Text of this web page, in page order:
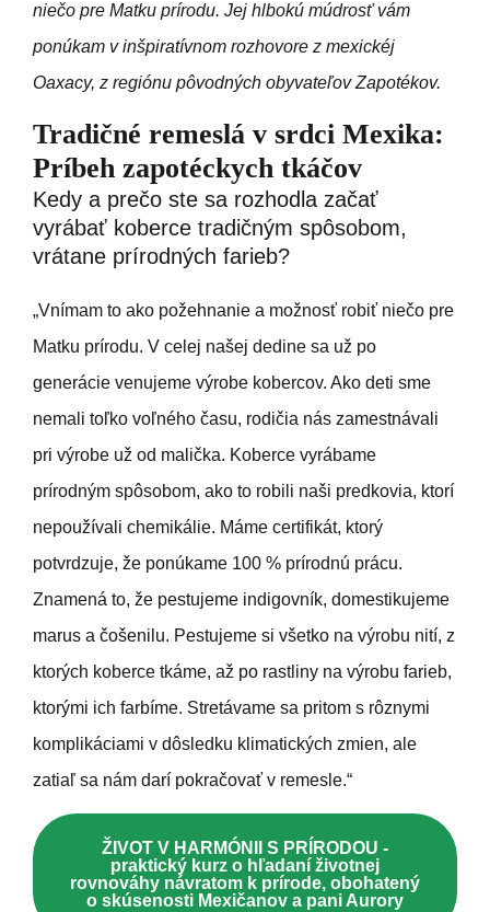
niečo pre Matku prírodu. Jej hlbokú múdrosť vám
ponúkam v inšpiratívnom rozhovore z mexickéj
Oaxacy, z regiónu pôvodných obyvateľov Zapotékov.
Tradičné remeslá v srdci Mexika:
Príbeh zapotéckych tkáčov
Kedy a prečo ste sa rozhodla začať
vyrábať koberce tradičným spôsobom,
vrátane prírodných farieb?
„Vnímam to ako požehnanie a možnosť robiť niečo pre
Matku prírodu. V celej našej dedine sa už po
generácie venujeme výrobe kobercov. Ako deti sme
nemali toľko voľného času, rodičia nás zamestnávali
pri výrobe už od malička. Koberce vyrábame
prírodným spôsobom, ako to robili naši predkovia, ktorí
nepoužívali chemikálie. Máme certifikát, ktorý
potvrdzuje, že ponúkame 100 % prírodnú prácu.
Znamená to, že pestujeme indigovník, domestikujeme
marus a čošenilu. Pestujeme si všetko na výrobu nití, z
ktorých koberce tkáme, až po rastliny na výrobu farieb,
ktorými ich farbíme. Stretávame sa pritom s rôznymi
komplikáciami v dôsledku klimatických zmien, ale
zatiaľ sa nám darí pokračovať v remesle.“
ŽIVOT V HARMÓNII S PRÍRODOU -
praktický kurz o hľadaní životnej
rovnováhy návratom k prírode, obohatený
o skúsenosti Mexičanov a pani Aurory